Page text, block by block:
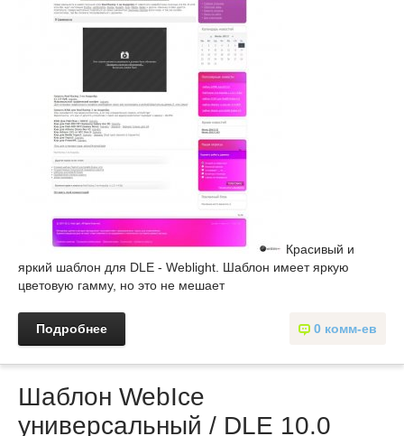
Красивый и
яркий шаблон для DLE - Weblight. Шаблон имеет яркую
цветовую гамму, но это не мешает
0 комм-ев
Подробнее
Шаблон WebIce
универсальный / DLE 10.0